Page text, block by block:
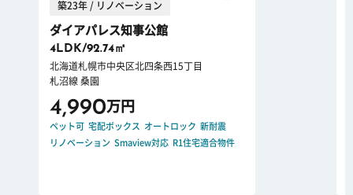
築23年 / リノベーション
ダイアパレス知事公館
4LDK/92.74㎡
北海道札幌市中央区北四条西15丁目
札沼線 桑園
4,990万円
ペット可 宅配ボックス オートロック 新耐震
リノベーション Smaview対応 R1住宅適合物件